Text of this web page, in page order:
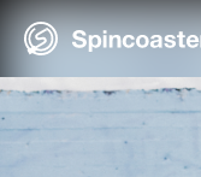
Skip